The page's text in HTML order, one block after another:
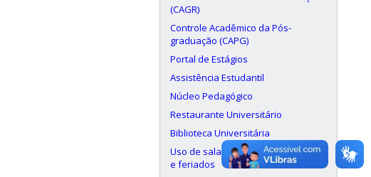
(CAGR)
Controle Acadêmico da Pós-
graduação (CAPG)
Portal de Estágios
Assistência Estudantil
Núcleo Pedagógico
Restaurante Universitário
Biblioteca Universitária
Uso de salas aos finais de semana
e feriados